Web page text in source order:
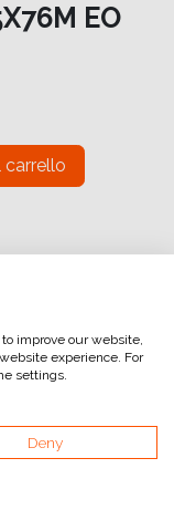
EO
carrello
improve our website,
experience. For
settings.
Deny